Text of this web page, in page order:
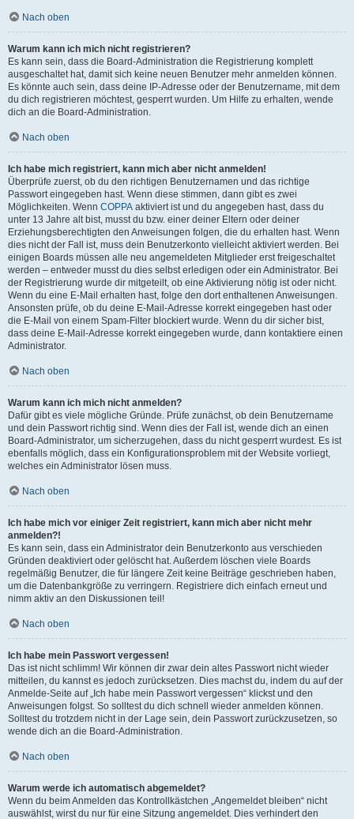
Nach oben
Warum kann ich mich nicht registrieren?
Es kann sein, dass die Board-Administration die Registrierung komplett
ausgeschaltet hat, damit sich keine neuen Benutzer mehr anmelden können.
Es könnte auch sein, dass deine IP-Adresse oder der Benutzername, mit dem
du dich registrieren möchtest, gesperrt wurden. Um Hilfe zu erhalten, wende
dich an die Board-Administration.
Nach oben
Ich habe mich registriert, kann mich aber nicht anmelden!
Überprüfe zuerst, ob du den richtigen Benutzernamen und das richtige
Passwort eingegeben hast. Wenn diese stimmen, dann gibt es zwei
Möglichkeiten. Wenn COPPA aktiviert ist und du angegeben hast, dass du
unter 13 Jahre alt bist, musst du bzw. einer deiner Eltern oder deiner
Erziehungsberechtigten den Anweisungen folgen, die du erhalten hast. Wenn
dies nicht der Fall ist, muss dein Benutzerkonto vielleicht aktiviert werden. Bei
einigen Boards müssen alle neu angemeldeten Mitglieder erst freigeschaltet
werden – entweder musst du dies selbst erledigen oder ein Administrator. Bei
der Registrierung wurde dir mitgeteilt, ob eine Aktivierung nötig ist oder nicht.
Wenn du eine E-Mail erhalten hast, folge den dort enthaltenen Anweisungen.
Ansonsten prüfe, ob du deine E-Mail-Adresse korrekt eingegeben hast oder
die E-Mail von einem Spam-Filter blockiert wurde. Wenn du dir sicher bist,
dass deine E-Mail-Adresse korrekt eingegeben wurde, dann kontaktiere einen
Administrator.
Nach oben
Warum kann ich mich nicht anmelden?
Dafür gibt es viele mögliche Gründe. Prüfe zunächst, ob dein Benutzername
und dein Passwort richtig sind. Wenn dies der Fall ist, wende dich an einen
Board-Administrator, um sicherzugehen, dass du nicht gesperrt wurdest. Es ist
ebenfalls möglich, dass ein Konfigurationsproblem mit der Website vorliegt,
welches ein Administrator lösen muss.
Nach oben
Ich habe mich vor einiger Zeit registriert, kann mich aber nicht mehr
anmelden?!
Es kann sein, dass ein Administrator dein Benutzerkonto aus verschieden
Gründen deaktiviert oder gelöscht hat. Außerdem löschen viele Boards
regelmäßig Benutzer, die für längere Zeit keine Beiträge geschrieben haben,
um die Datenbankgröße zu verringern. Registriere dich einfach erneut und
nimm aktiv an den Diskussionen teil!
Nach oben
Ich habe mein Passwort vergessen!
Das ist nicht schlimm! Wir können dir zwar dein altes Passwort nicht wieder
mitteilen, du kannst es jedoch zurücksetzen. Dies machst du, indem du auf der
Anmelde-Seite auf „Ich habe mein Passwort vergessen“ klickst und den
Anweisungen folgst. So solltest du dich schnell wieder anmelden können.
Solltest du trotzdem nicht in der Lage sein, dein Passwort zurückzusetzen, so
wende dich an die Board-Administration.
Nach oben
Warum werde ich automatisch abgemeldet?
Wenn du beim Anmelden das Kontrollkästchen „Angemeldet bleiben“ nicht
auswählst, wirst du nur für eine Sitzung angemeldet. Dies verhindert den